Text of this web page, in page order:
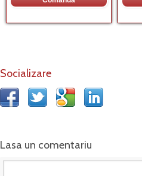
Socializare
Lasa un comentariu